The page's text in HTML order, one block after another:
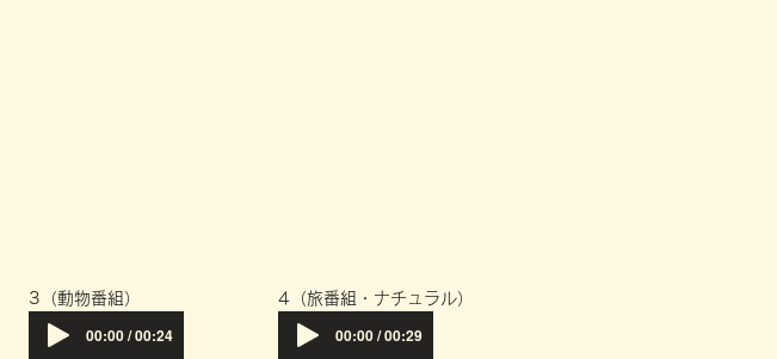
​3（動物番組）
00:00 / 00:24
​4（旅番組・ナチュラル）
00:00 / 00:29